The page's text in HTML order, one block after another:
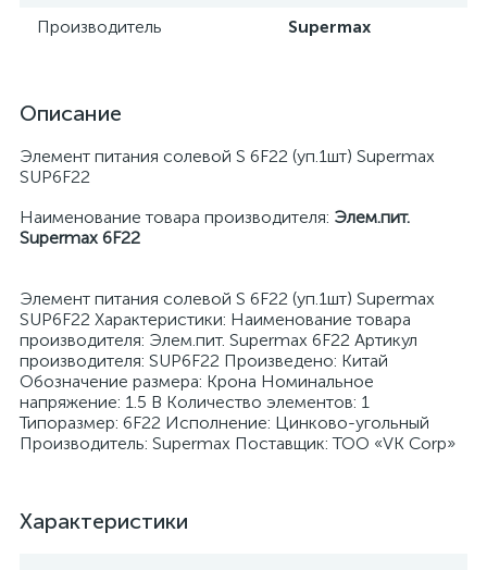
Производитель
Supermax
Описание
Элемент питания солевой S 6F22 (уп.1шт) Supermax
SUP6F22
Наименование товара производителя: Элем.пит.
Supermax 6F22
Элемент питания солевой S 6F22 (уп.1шт) Supermax
SUP6F22 Характеристики: Наименование товара
производителя: Элем.пит. Supermax 6F22 Артикул
производителя: SUP6F22 Произведено: Китай
Обозначение размера: Крона Номинальное
напряжение: 1.5 В Количество элементов: 1
Типоразмер: 6F22 Исполнение: Цинково-угольный
Производитель: Supermax Поставщик: ТОО «VK Corp»
Характеристики